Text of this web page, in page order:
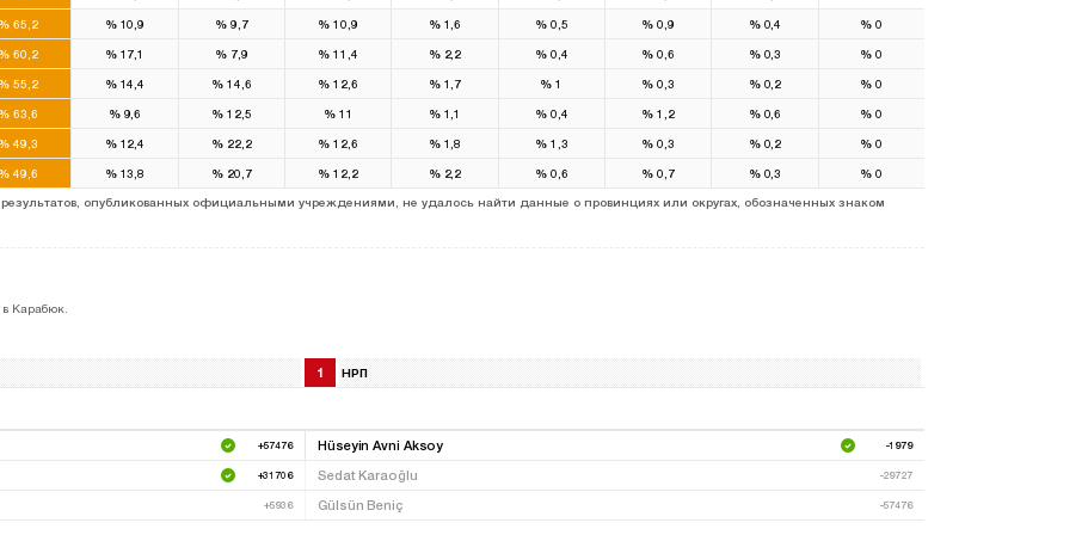
% 65,2 %10,9 %9,7 % 10,9 %1,6 %0,5 % 0,9 %0,4 % 0
% 60,2 %17,1 %7,9 % 11,4 %2,2 %0,4 % 0,6 %0,3 % 0
% 55,2 %14,4 % 14,6 % 12,6 %1,7 % 1 % 0,3 %0,2 % 0
% 63,6 %9,6 % 12,5 %11 %1,1 %0,4 % 1,2 %0,6 % 0
% 49,3 %12,4 % 22,2 % 12,6 %1,8 %1,3 % 0,3 %0,2 % 0
% 49,6 %13,8 % 20,7 % 12,2 %2,2 %0,6 % 0,7 %0,3 % 0
опубликованных официальными учреждениями, не удалось найти данные о провинциях или округах, обозначенных знаком
Карабюк.
1 НРП
+57476 Hüseyin Avni Aksoy -1979
+31706 Sedat Karaoğlu -29727
+5936 Gülsün Beniç -57476